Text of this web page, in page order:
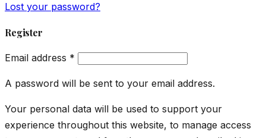
Lost your password?
Register
Email address *
A password will be sent to your email address.
Your personal data will be used to support your
experience throughout this website, to manage access